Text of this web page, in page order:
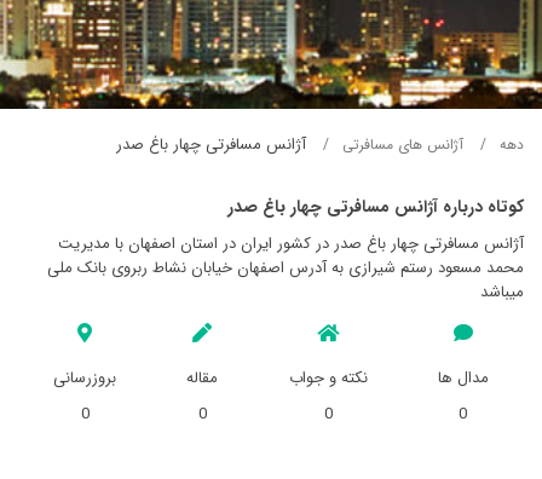
دهه آژانس های مسافرتی آژانس مسافرتی چهار باغ صدر
کوتاه درباره آژانس مسافرتی چهار باغ صدر
آژانس مسافرتی چهار باغ صدر در کشور ایران در استان اصفهان با مدیریت
محمد مسعود رستم شیرازی به آدرس اصفهان خیابان نشاط ربروی بانک ملی
میباشد
مدال ها
0
نکته و جواب
0
مقاله
0
بروزرسانی
0